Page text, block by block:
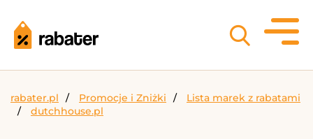
rabater.pl Promocje i Zniżki
Lista marek z rabatami
dutchhouse.pl